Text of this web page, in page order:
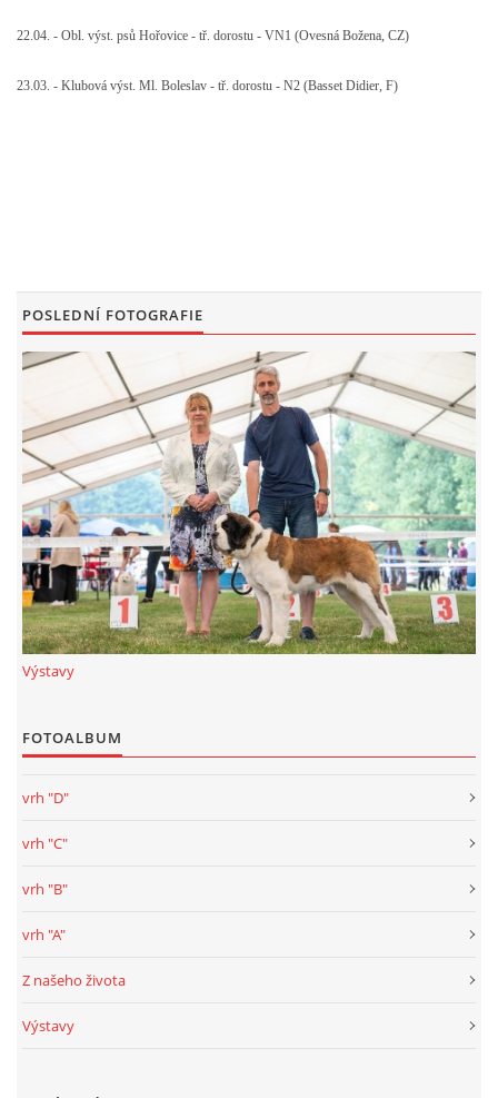
22.04. - Obl. výst. psů Hořovice - tř. dorostu - VN1 (Ovesná Božena, CZ)
23.03. - Klubová výst. Ml. Boleslav - tř. dorostu - N2 (Basset Didier, F)
POSLEDNÍ FOTOGRAFIE
Výstavy
FOTOALBUM
vrh "D"
vrh "C"
vrh "B"
vrh "A"
Z našeho života
Výstavy